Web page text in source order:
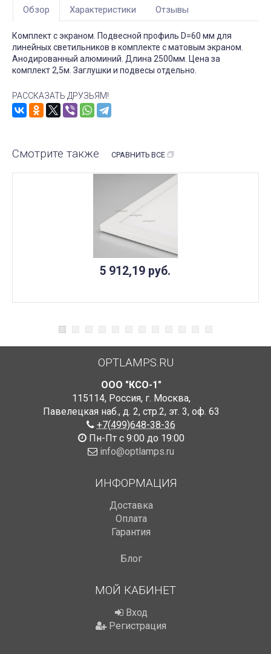
Обзор Характеристики Отзывы
Комплект с экраном. Подвесной профиль D=60 мм для
линейных светильников в комплекте с матовым экраном.
Анодированный алюминий. Длина 2500мм. Цена за
комплект 2,5м. Заглушки и подвесы отдельно.
РАССКАЗАТЬ ДРУЗЬЯМ!
Смотрите также СРАВНИТЬ ВСЕ
5 912,19 руб.
OPTLAMPS.RU
ООО "КСО-1"
115114, Россия, г. Москва,
Павелецкая наб., д. 2, стр.2, эт. 3, оф. 63
+7(499)648-38-36
Пн-Пт с 9:00 до 19:00
info@optlamps.ru
ИНФОРМАЦИЯ
Доставка
Оплата
Гарантия
Блог
МОЙ КАБИНЕТ
Вход
Регистрация